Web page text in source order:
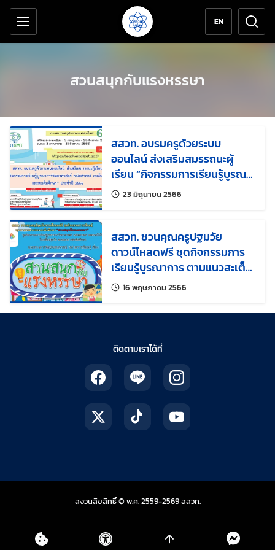
ข้ามไปยังเนื้อหาหลัก
เครื่องมือช่วยเหลือ
EN
สวนสนุกกับแรงหรรษา
สสวท. อบรมครูด้วยระบบ
ออนไลน์ ส่งเสริมสมรรถนะผู้
เรียน “กิจกรรมการเรียนรู้บูรณา
การวิทยาศาสตร์ คณิตศาสตร์
เทคโนโลยี และสะเต็มศึกษา”
23 มิถุนายน 2566แก้ไขล่าสุดเมื่อ:
สสวท. ชวนคุณครูปฐมวัย
ดาวน์โหลดฟรี ชุดกิจกรรมการ
เรียนรู้บูรณาการ ตามแนวสะเต็ม
ศึกษา “สวนสนุกกับแรงหรรษา”
16 พฤษภาคม 2566แก้ไขล่าสุดเมื่อ:
ติดตามเราได้ที่
สงวนลิขสิทธิ์ © พ.ศ. 2559-2569สสวท.สถาบันส่งเสริมการสอ